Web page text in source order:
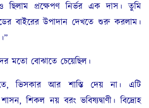
প্রক্ষেপণ নির্ভর এক দাস। তুমি
বাইরের উপাদান দেখতে শুরু করলাম।
মতো বোঝাতে চেয়েছিল।
ভিসকার আর শাস্তি দেয় না। এটি
শিকল নয় বরং ভবিষ্যদ্বাণী। বিদ্রোহ